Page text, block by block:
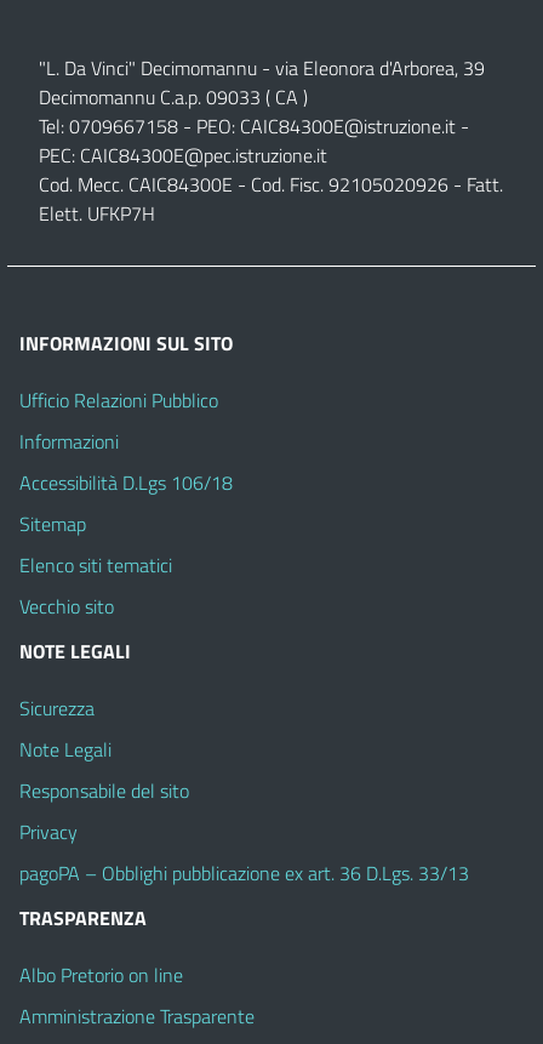
"L. Da Vinci" Decimomannu - via Eleonora d'Arborea, 39
Decimomannu C.a.p. 09033 ( CA )
Tel: 0709667158 - PEO: CAIC84300E@istruzione.it -
PEC: CAIC84300E@pec.istruzione.it
Cod. Mecc. CAIC84300E - Cod. Fisc. 92105020926 - Fatt.
Elett. UFKP7H
INFORMAZIONI SUL SITO
Ufficio Relazioni Pubblico
Informazioni
Accessibilità D.Lgs 106/18
Sitemap
Elenco siti tematici
Vecchio sito
NOTE LEGALI
Sicurezza
Note Legali
Responsabile del sito
Privacy
pagoPA – Obblighi pubblicazione ex art. 36 D.Lgs. 33/13
TRASPARENZA
Albo Pretorio on line
Amministrazione Trasparente